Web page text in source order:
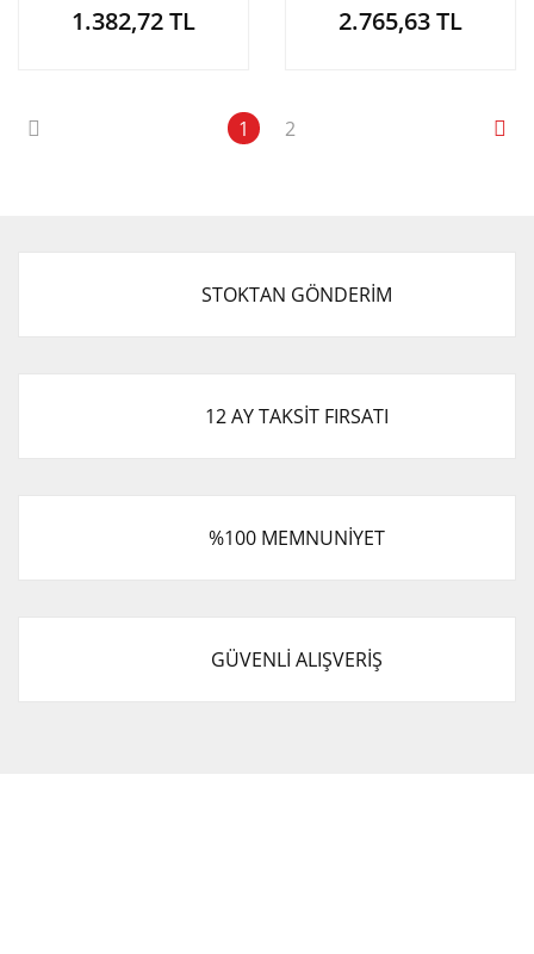
1.382,72 TL 2.765,63 TL
1 2
STOKTAN GÖNDERİM
12 AY TAKSİT FIRSATI
%100 MEMNUNİYET
GÜVENLİ ALIŞVERİŞ